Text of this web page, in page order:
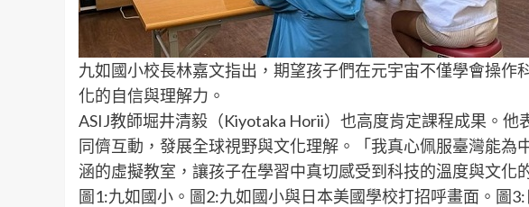
九如國小校長林嘉文指出，期望孩子們在元宇宙不僅學會操作
化的自信與理解力。
ASIJ教師堀井清毅（Kiyotaka Horii）也高度肯定課程成果。
同儕互動，發展全球視野與文化理解。「我真心佩服臺灣能為
涵的虛擬教室，讓孩子在學習中真切感受到科技的溫度與文化
圖1:九如國小。圖2:九如國小與日本美國學校打招呼畫面。圖